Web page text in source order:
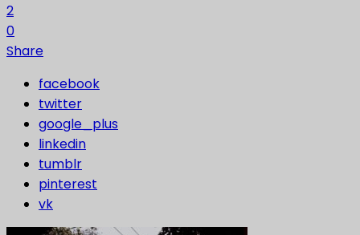
2
0
Share
facebook
twitter
google_plus
linkedin
tumblr
pinterest
vk